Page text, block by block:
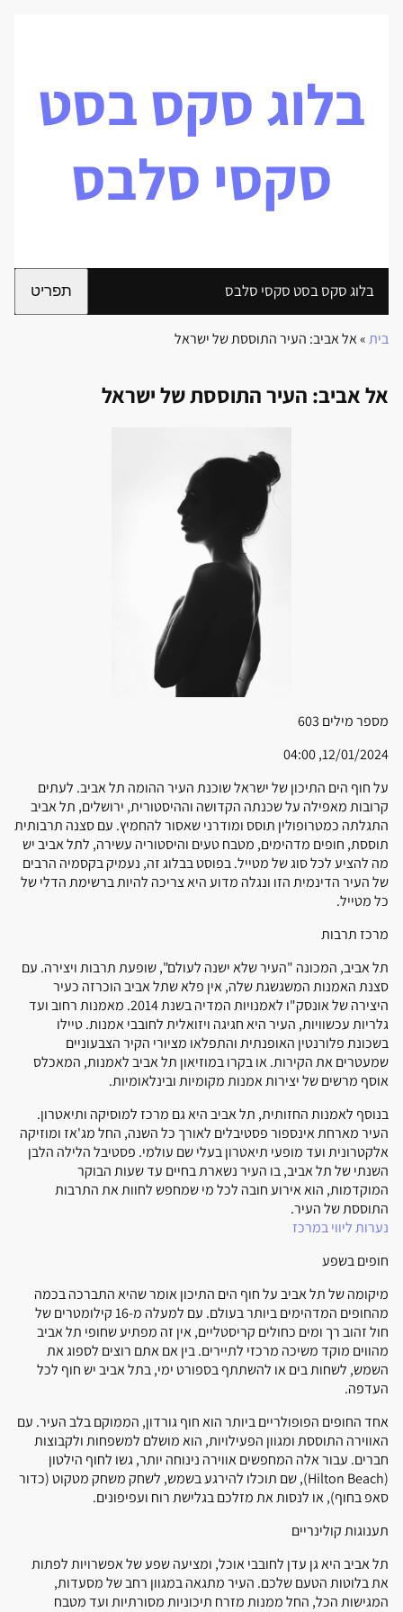
בלוג סקס בסט
סקסי סלבס
בלוג סקס בסט סקסי סלבס תפריט
בית»אל אביב: העיר התוססת של ישראל
אל אביב: העיר התוססת של ישראל
מספר מילים 603
12/01/2024, 04:00
על חוף הים התיכון של ישראל שוכנת העיר ההומה תל אביב. לעתים
קרובות מאפילה על שכנתה הקדושה וההיסטורית, ירושלים, תל אביב
התגלתה כמטרופולין תוסס ומודרני שאסור להחמיץ. עם סצנה תרבותית
תוססת, חופים מדהימים, מטבח טעים והיסטוריה עשירה, לתל אביב יש
מה להציע לכל סוג של מטייל. בפוסט בבלוג זה, נעמיק בקסמיה הרבים
של העיר הדינמית הזו ונגלה מדוע היא צריכה להיות ברשימת הדלי של
כל מטייל.
מרכז תרבות
תל אביב, המכונה "העיר שלא ישנה לעולם", שופעת תרבות ויצירה. עם
סצנת האמנות המשגשגת שלה, אין פלא שתל אביב הוכרזה כעיר
היצירה של אונסק"ו לאמנויות המדיה בשנת 2014. מאמנות רחוב ועד
גלריות עכשוויות, העיר היא חגיגה ויזואלית לחובבי אמנות. טיילו
בשכונת פלורנטין האופנתית והתפלאו מציורי הקיר הצבעוניים
שמעטרים את הקירות. או בקרו במוזיאון תל אביב לאמנות, המאכלס
אוסף מרשים של יצירות אמנות מקומיות ובינלאומיות.
בנוסף לאמנות החזותית, תל אביב היא גם מרכז למוסיקה ותיאטרון.
העיר מארחת אינספור פסטיבלים לאורך כל השנה, החל מג'אז ומוזיקה
אלקטרונית ועד מופעי תיאטרון בעלי שם עולמי. פסטיבל הלילה הלבן
השנתי של תל אביב, בו העיר נשארת בחיים עד שעות הבוקר
המוקדמות, הוא אירוע חובה לכל מי שמחפש לחוות את התרבות
התוססת של העיר.
נערות ליווי במרכז
חופים בשפע
מיקומה של תל אביב על חוף הים התיכון אומר שהיא התברכה בכמה
מהחופים המדהימים ביותר בעולם. עם למעלה מ-16 קילומטרים של
חול זהוב רך ומים כחולים קריסטליים, אין זה מפתיע שחופי תל אביב
מהווים מוקד משיכה מרכזי לתיירים. בין אם אתם רוצים לספוג את
השמש, לשחות בים או להשתתף בספורט ימי, בתל אביב יש חוף לכל
העדפה.
אחד החופים הפופולריים ביותר הוא חוף גורדון, הממוקם בלב העיר. עם
האווירה התוססת ומגוון הפעילויות, הוא מושלם למשפחות ולקבוצות
חברים. עבור אלה המחפשים אווירה נינוחה יותר, גשו לחוף הילטון
(Hilton Beach), שם תוכלו להירגע בשמש, לשחק משחק מטקוט (כדור
סאפ בחוף), או לנסות את מזלכם בגלישת רוח ועפיפונים.
תענוגות קולינריים
תל אביב היא גן עדן לחובבי אוכל, ומציעה שפע של אפשרויות לפתות
את בלוטות הטעם שלכם. העיר מתגאה במגוון רחב של מסעדות,
המגישות הכל, החל ממנות מזרח תיכוניות מסורתיות ועד מטבח